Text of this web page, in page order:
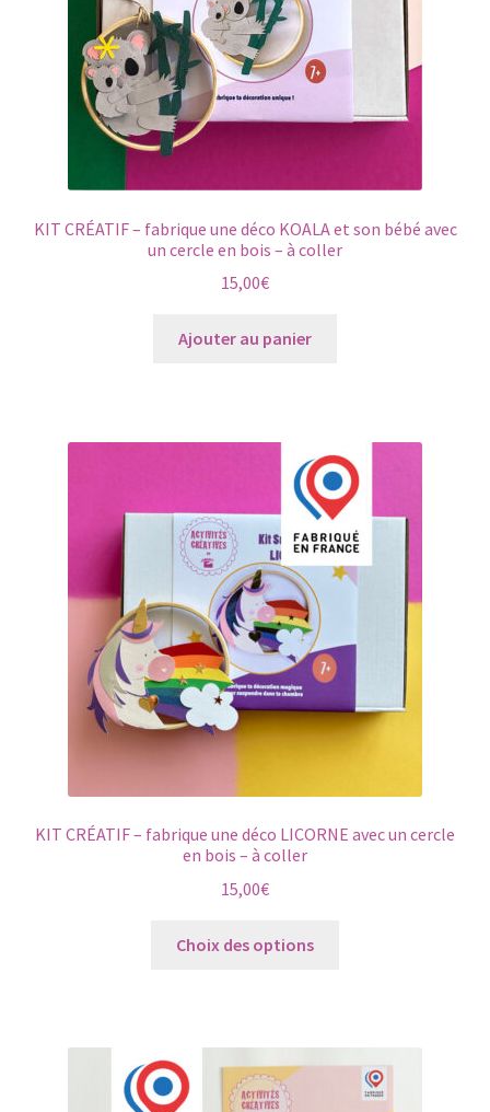
KIT CRÉATIF – fabrique une déco KOALA et son bébé avec
un cercle en bois – à coller
15,00€
Ajouter au panier
KIT CRÉATIF – fabrique une déco LICORNE avec un cercle
en bois – à coller
15,00€
Choix des options
variations.
Les
options